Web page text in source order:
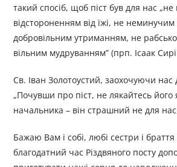
такий спосіб, щоб піст був для нас
відстороненням від їжі, не
добровільним утриманням, не
вільним мудруванням” (прп. Ісаак
Св. Іван Золотоустий, заохочуючи нас
„Почувши про піст, не лякайтесь його
начальника – він страшний не для
Бажаю Вам і собі, любі сестри і
благодатний час Різдвяного посту